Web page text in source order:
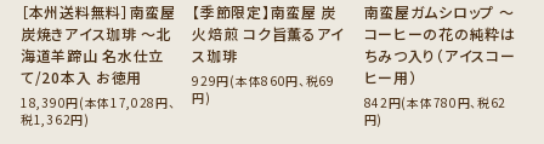
［本州送料無料］南蛮屋
炭焼きアイス珈琲 ～北
海道羊蹄山 名水仕立
て/20本入 お徳用
18,390円(本体17,028円、
税1,362円)
【季節限定】南蛮屋 炭
火焙煎 コク旨薫るアイ
ス珈琲
929円(本体860円、税69
円)
南蛮屋ガムシロップ ～
コーヒーの花の純粋は
ちみつ入り（アイスコー
ヒー用）
842円(本体780円、税62
円)